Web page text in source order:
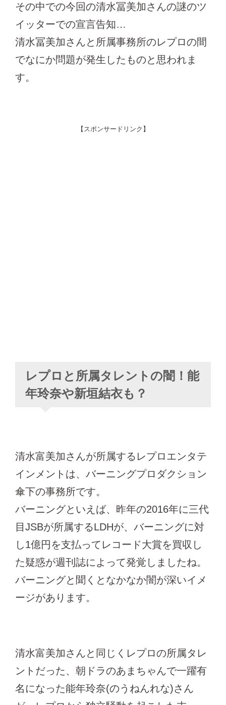
その中での今回の清水冨美加さんの謎のツ
イッターでの宣言告知…
清水冨美加さんと所属事務所のレプロの間
でなにか問題が発生したものと思われま
す。
【スポンサードリンク】
レプロと所属タレントの闇！能
年玲奈や新垣結衣も？
清水富美加さんが所属するレプロエンタテ
インメントは、バーニングプロダクション
傘下の事務所です。
バーニングといえば、昨年の2016年に三代
目JSBが所属するLDHが、バーニングに対
し1億円を支払ってレコード大賞を買収し
た疑惑が週刊誌によって発覚しましたね。
バーニングと聞くとなかなか闇が深いイメ
ージがあります。
清水富美加さんと同じくレプロの所属タレ
ントだった、朝ドラのあまちゃんで一躍有
名になった能年玲奈(のうねんれな)さん